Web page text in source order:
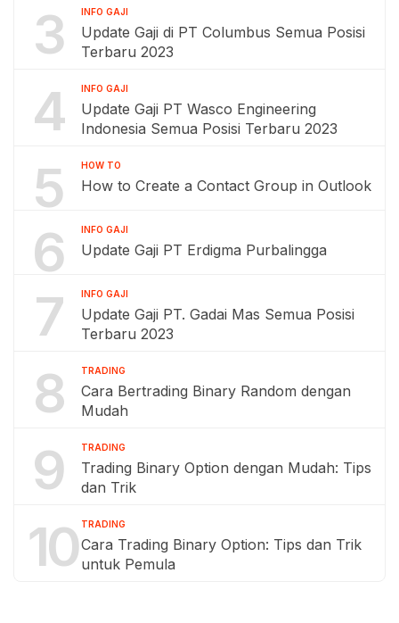
3 INFO GAJI
Update Gaji di PT Columbus Semua Posisi
Terbaru 2023
4 INFO GAJI
Update Gaji PT Wasco Engineering
Indonesia Semua Posisi Terbaru 2023
5 HOW TO
How to Create a Contact Group in Outlook
6 INFO GAJI
Update Gaji PT Erdigma Purbalingga
7 INFO GAJI
Update Gaji PT. Gadai Mas Semua Posisi
Terbaru 2023
8 TRADING
Cara Bertrading Binary Random dengan
Mudah
9 TRADING
Trading Binary Option dengan Mudah: Tips
dan Trik
10 TRADING
Cara Trading Binary Option: Tips dan Trik
untuk Pemula